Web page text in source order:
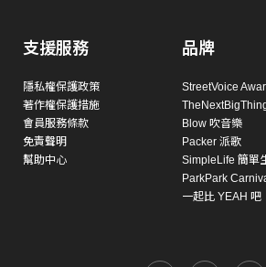
支援服務
隱私權保護政策
著作權保護措施
會員服務條款
免責聲明
幫助中心
品牌
StreetVoice
Blow 吹音樂
Packer 派歌
SimpleLife 簡單
ParkPark
一起比 YEAH 吧